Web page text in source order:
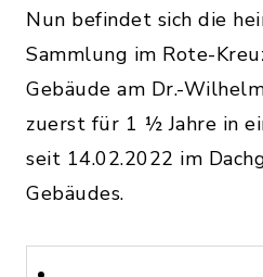
Nun befindet sich die
Sammlung im Rote-
Gebäude am Dr.-
zuerst für 1 ½ Jahre in
seit 14.02.2022 im
Gebäudes.